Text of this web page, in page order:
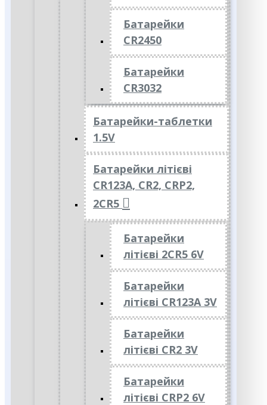
Батарейки
CR2450
Батарейки
CR3032
Батарейки-таблетки
1.5V
Батарейки літієві
CR123A, CR2, CRP2,
2CR5
Батарейки
літієві 2CR5 6V
Батарейки
літієві CR123A 3V
Батарейки
літієві CR2 3V
Батарейки
літієві CRP2 6V